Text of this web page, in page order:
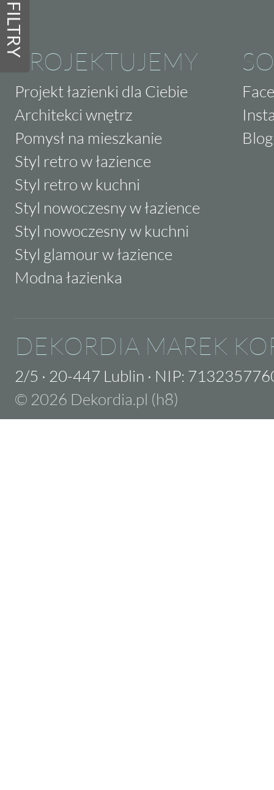
FILTRY
PROJEKTUJEMY
Projekt łazienki dla Ciebie
Architekci wnętrz
Pomysł na mieszkanie
Styl retro w łazience
Styl retro w kuchni
Styl nowoczesny w łazience
Styl nowoczesny w kuchni
Styl glamour w łazience
Modna łazienka
Blog
DEKORDIA MAREK
2/5 · 20-447 Lublin · NIP:
© 2026 Dekordia.pl (h8)